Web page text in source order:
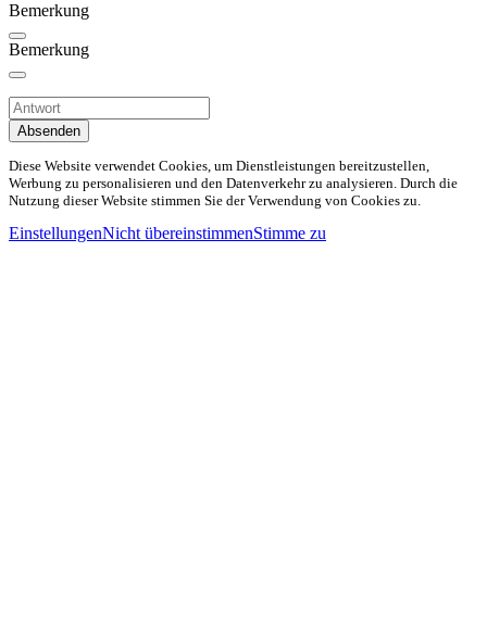
Bemerkung
Bemerkung
Absenden
Diese Website verwendet Cookies, um Dienstleistungen bereitzustellen,
Werbung zu personalisieren und den Datenverkehr zu analysieren. Durch die
Nutzung dieser Website stimmen Sie der Verwendung von Cookies zu.
EinstellungenNicht übereinstimmenStimme zu